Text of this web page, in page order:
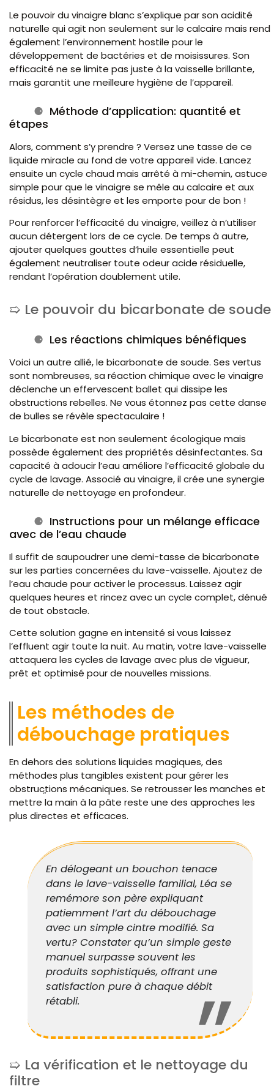
Le pouvoir du vinaigre blanc s’explique par son acidité
naturelle qui agit non seulement sur le calcaire mais rend
également l’environnement hostile pour le
développement de bactéries et de moisissures. Son
efficacité ne se limite pas juste à la vaisselle brillante,
mais garantit une meilleure hygiène de l’appareil.
Méthode d’application: quantité et
étapes
Alors, comment s’y prendre ? Versez une tasse de ce
liquide miracle au fond de votre appareil vide. Lancez
ensuite un cycle chaud mais arrêté à mi-chemin, astuce
simple pour que le vinaigre se mêle au calcaire et aux
résidus, les désintègre et les emporte pour de bon !
Pour renforcer l’efficacité du vinaigre, veillez à n’utiliser
aucun détergent lors de ce cycle. De temps à autre,
ajouter quelques gouttes d’huile essentielle peut
également neutraliser toute odeur acide résiduelle,
rendant l’opération doublement utile.
Le pouvoir du bicarbonate de soude
Les réactions chimiques bénéfiques
Voici un autre allié, le bicarbonate de soude. Ses vertus
sont nombreuses, sa réaction chimique avec le vinaigre
déclenche un effervescent ballet qui dissipe les
obstructions rebelles. Ne vous étonnez pas cette danse
de bulles se révèle spectaculaire !
Le bicarbonate est non seulement écologique mais
possède également des propriétés désinfectantes. Sa
capacité à adoucir l’eau améliore l’efficacité globale du
cycle de lavage. Associé au vinaigre, il crée une synergie
naturelle de nettoyage en profondeur.
Instructions pour un mélange efficace
avec de l’eau chaude
Il suffit de saupoudrer une demi-tasse de bicarbonate
sur les parties concernées du lave-vaisselle. Ajoutez de
l’eau chaude pour activer le processus. Laissez agir
quelques heures et rincez avec un cycle complet, dénué
de tout obstacle.
Cette solution gagne en intensité si vous laissez
l’effluent agir toute la nuit. Au matin, votre lave-vaisselle
attaquera les cycles de lavage avec plus de vigueur,
prêt et optimisé pour de nouvelles missions.
Les méthodes de
débouchage pratiques
En dehors des solutions liquides magiques, des
méthodes plus tangibles existent pour gérer les
obstructions mécaniques. Se retrousser les manches et
mettre la main à la pâte reste une des approches les
plus directes et efficaces.
En délogeant un bouchon tenace
dans le lave-vaisselle familial, Léa se
remémore son père expliquant
patiemment l’art du débouchage
avec un simple cintre modifié. Sa
vertu? Constater qu’un simple geste
manuel surpasse souvent les
produits sophistiqués, offrant une
satisfaction pure à chaque débit
rétabli.
La vérification et le nettoyage du
filtre